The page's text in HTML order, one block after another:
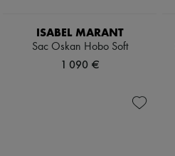
ISABEL MARANT
Sac Oskan Hobo Soft
1 090 €